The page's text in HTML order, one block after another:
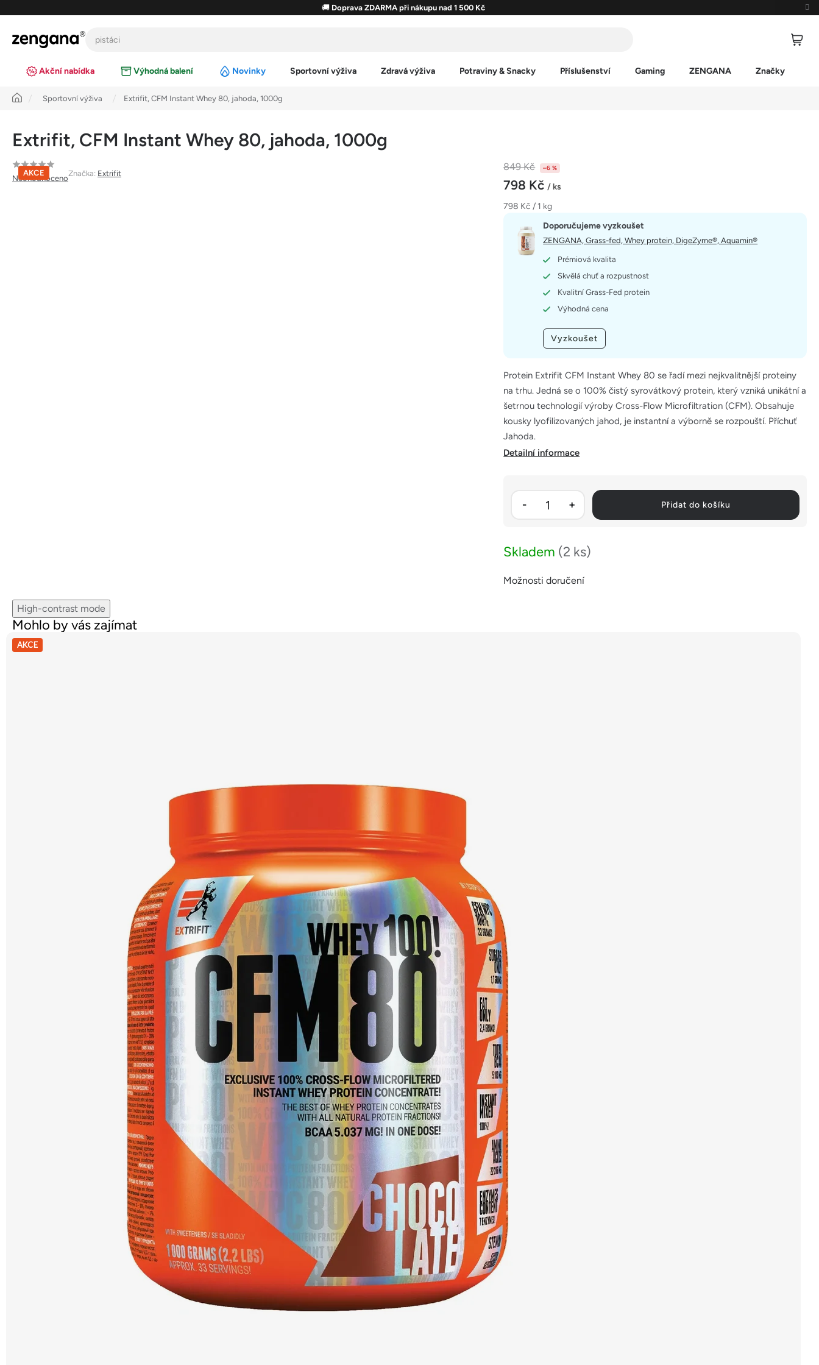
obsah
🚚 Doprava ZDARMA při nákupu nad 1 500 Kč
Akční nabídka Výhodná balení Novinky Sportovní výživa Zdravá výživa Potraviny & Snacky Příslušenství Gaming ZENGANA Značky
Úvod Sportovní výživa Extrifit, CFM Instant Whey 80, jahoda, 1000g
Extrifit, CFM Instant Whey 80, jahoda, 1000g
AKCE
Průměrné
hodnocení
Neohodnoceno
Značka: Extrifit
849 Kč –6 %
798 Kč/ ks
Měrná
798 Kč / 1 kg
Skladem (2 ks)
Možnosti doručení
Přidat do košíku
Protein Extrifit CFM Instant Whey 80 se řadí mezi nejkvalitnější proteiny
na trhu. Jedná se o 100% čistý syrovátkový protein, který vzniká unikátní a
šetrnou technologií výroby Cross-Flow Microfiltration (CFM). Obsahuje
kousky lyofilizovaných jahod, je instantní a výborně se rozpouští. Příchuť
Jahoda.
Doporučujeme vyzkoušet
ZENGANA, Grass-fed, Whey protein, DigeZyme®, Aquamin®
Prémiová kvalita
Skvělá chuť a rozpustnost
Kvalitní Grass-Fed protein
Výhodná cena
Vyzkoušet
Detailní informace
High-contrast mode
Mohlo by vás zajímat
AKCE